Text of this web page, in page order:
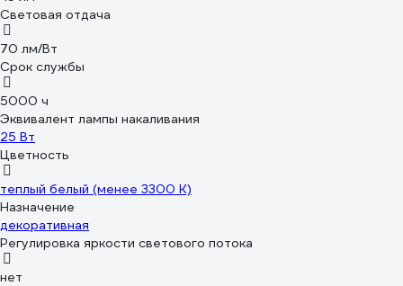
Световая отдача
70 лм/Вт
Срок службы
5000 ч
Эквивалент лампы накаливания
25 Вт
Цветность
теплый белый (менее 3300 К)
Назначение
декоративная
Регулировка яркости светового потока
нет